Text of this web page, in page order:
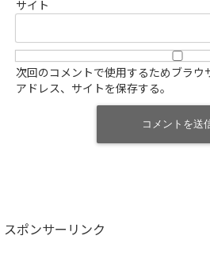
サイト
次回のコメントで使用するためブラウ
アドレス、サイトを保存する。
スポンサーリンク